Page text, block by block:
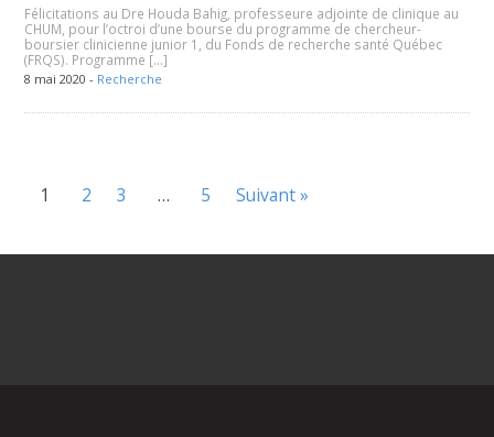
Félicitations au Dre Houda Bahig, professeure adjointe de clinique au
CHUM, pour l’octroi d’une bourse du programme de chercheur-
boursier clinicienne junior 1, du Fonds de recherche santé Québec
(FRQS). Programme […]
8 mai 2020 - Recherche
1 2 3 … 5 Suivant »